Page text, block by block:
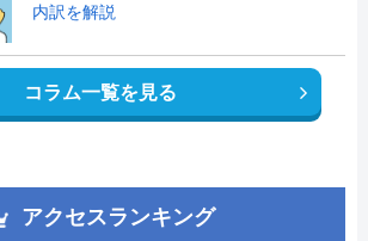
内訳を解説
コラム一覧を見る
アクセスランキング